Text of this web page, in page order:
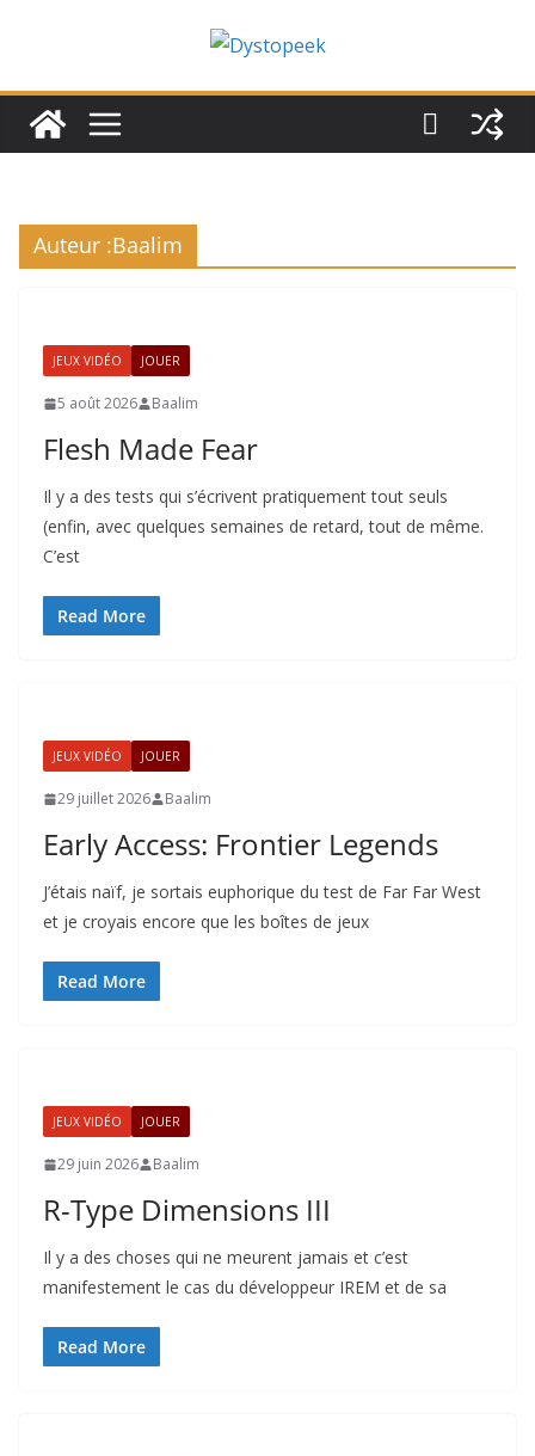
Auteur :Baalim
JEUX VIDÉO JOUER
5 août 2026 Baalim
Flesh Made Fear
Il y a des tests qui s’écrivent pratiquement tout seuls
(enfin, avec quelques semaines de retard, tout de même.
C’est
Read More
JEUX VIDÉO JOUER
29 juillet 2026 Baalim
Early Access: Frontier Legends
J’étais naïf, je sortais euphorique du test de Far Far West
et je croyais encore que les boîtes de jeux
Read More
JEUX VIDÉO JOUER
29 juin 2026 Baalim
R-Type Dimensions III
Il y a des choses qui ne meurent jamais et c’est
manifestement le cas du développeur IREM et de sa
Read More